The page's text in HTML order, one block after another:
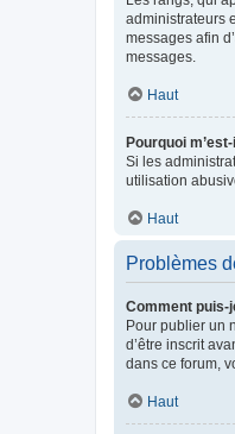
administrateurs
messages afin
messages.
Haut
Pourquoi
Si les
utilisation
Haut
Problèmes
Comment puis-
Pour publier un
d’être inscrit
dans ce forum,
Haut